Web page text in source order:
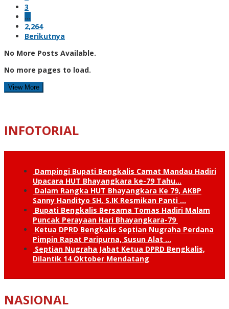
3
…
2,264
Berikutnya
No More Posts Available.
No more pages to load.
View More
INFOTORIAL
Dampingi Bupati Bengkalis Camat Mandau Hadiri
Upacara HUT Bhayangkara ke-79 Tahu…
Dalam Rangka HUT Bhayangkara Ke 79, AKBP
Sanny Handityo SH, S.IK Resmikan Panti …
Bupati Bengkalis Bersama Tomas Hadiri Malam
Puncak Perayaan Hari Bhayangkara-79
Ketua DPRD Bengkalis Septian Nugraha Perdana
Pimpin Rapat Paripurna, Susun Alat …
Septian Nugraha Jabat Ketua DPRD Bengkalis,
Dilantik 14 Oktober Mendatang
NASIONAL